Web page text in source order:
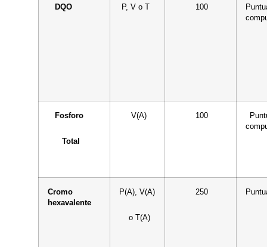
DQO P, V o T 100
Fosforo
Total
V(A) 100
Cromo
hexavalente
P(A), V(A)
o T(A)
250